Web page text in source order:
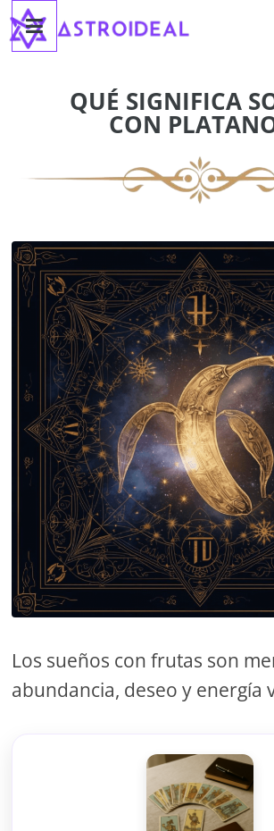
Saltar
contenido
Astroideal
QUÉ SIGNIFICA
CON
Los sueños con frutas son
abundancia, deseo y energía